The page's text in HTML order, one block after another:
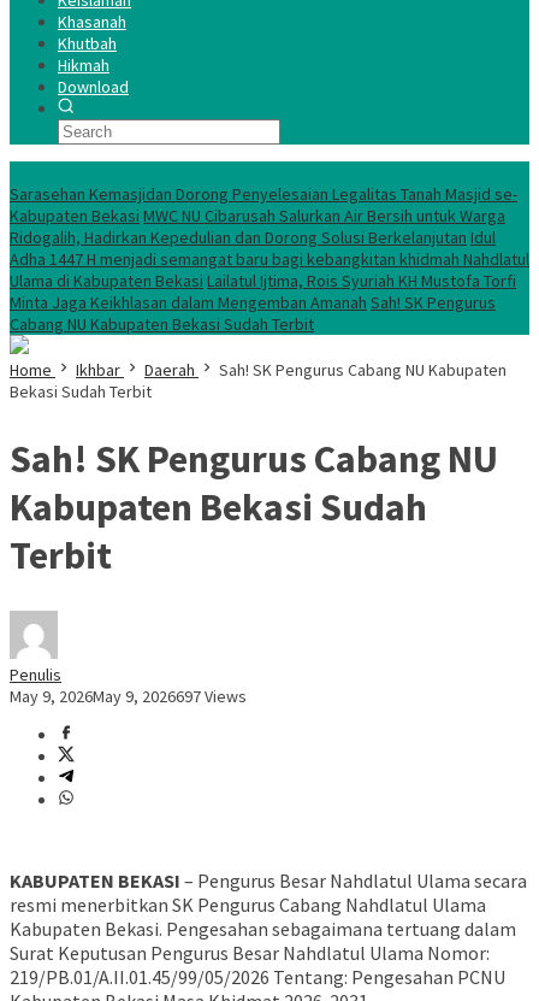
Khasanah
Khutbah
Hikmah
Download
Sarasehan Kemasjidan Dorong Penyelesaian Legalitas Tanah Masjid se-
Kabupaten Bekasi MWC NU Cibarusah Salurkan Air Bersih untuk Warga
Ridogalih, Hadirkan Kepedulian dan Dorong Solusi Berkelanjutan Idul
Adha 1447 H menjadi semangat baru bagi kebangkitan khidmah Nahdlatul
Ulama di Kabupaten Bekasi Lailatul Ijtima, Rois Syuriah KH Mustofa Torfi
Minta Jaga Keikhlasan dalam Mengemban Amanah Sah! SK Pengurus
Cabang NU Kabupaten Bekasi Sudah Terbit
Home Ikhbar Daerah
Sah! SK Pengurus Cabang NU Kabupaten
Bekasi Sudah Terbit
Sah! SK Pengurus Cabang NU
Kabupaten Bekasi Sudah
Terbit
Penulis
May 9, 2026May 9, 2026697 Views
KABUPATEN BEKASI – Pengurus Besar Nahdlatul Ulama secara
resmi menerbitkan SK Pengurus Cabang Nahdlatul Ulama
Kabupaten Bekasi. Pengesahan sebagaimana tertuang dalam
Surat Keputusan Pengurus Besar Nahdlatul Ulama Nomor:
219/PB.01/A.II.01.45/99/05/2026 Tentang: Pengesahan PCNU